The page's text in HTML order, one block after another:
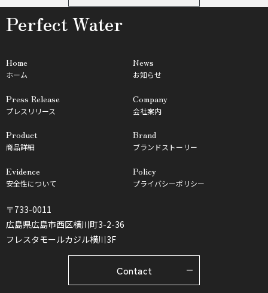
Perfect Water
Home
ホーム
News
お知らせ
Press Release
プレスリリース
Company
会社案内
Product
商品詳細
Brand
ブランドストーリー
Evidence
安全性について
Policy
プライバシーポリシー
〒733-0011
広島県広島市西区横川町3-2-36
フレスタモールカジル横川3F
Contact